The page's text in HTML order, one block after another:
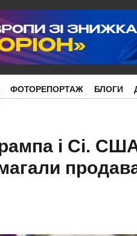
ФОТОРЕПОРТАЖ БЛОГИ
і Сі.